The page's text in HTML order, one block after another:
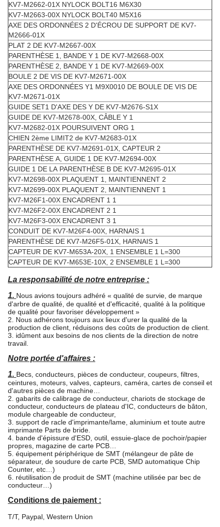
KV7-M2662-01X NYLOCK BOLT16 M6X30
KV7-M2663-00X NYLOCK BOLT40 M5X16
AXE DES ORDONNÉES 2 D'ÉCROU DE SUPPORT DE KV7-
M2666-01X
PLAT 2 DE KV7-M2667-00X
PARENTHÈSE 1, BANDE Y 1 DE KV7-M2668-00X
PARENTHÈSE 2, BANDE Y 1 DE KV7-M2669-00X
BOULE 2 DE VIS DE KV7-M2671-00X
AXE DES ORDONNÉES Y1 M9X0010 DE BOULE DE VIS DE
KV7-M2671-01X
GUIDE SET1 D'AXE DES Y DE KV7-M2676-S1X
GUIDE DE KV7-M2678-00X, CÂBLE Y 1
KV7-M2682-01X POURSUIVENT ORG 1
CHIEN 2ème LIMIT2 de KV7-M2683-01X
PARENTHÈSE DE KV7-M2691-01X, CAPTEUR 2
PARENTHÈSE A, GUIDE 1 DE KV7-M2694-00X
GUIDE 1 DE LA PARENTHÈSE B DE KV7-M2695-01X
KV7-M2698-00X PLAQUENT 1, MAINTIENNENT 2
KV7-M2699-00X PLAQUENT 2, MAINTIENNENT 1
KV7-M26F1-00X ENCADRENT 1 1
KV7-M26F2-00X ENCADRENT 2 1
KV7-M26F3-00X ENCADRENT 3 1
CONDUIT DE KV7-M26F4-00X, HARNAIS 1
PARENTHÈSE DE KV7-M26F5-01X, HARNAIS 1
CAPTEUR DE KV7-M653A-20X, 1 ENSEMBLE 1 L=300
CAPTEUR DE KV7-M653E-10X, 2 ENSEMBLE 1 L=300
La responsabilité de notre entreprise :
1. Nous avions toujours adhéré « qualité de survie, de marque
d'arbre de qualité, de qualité et d'efficacité, qualité à la politique
de qualité pour favoriser développement »
2. Nous adhérons toujours aux lieux d'urer la qualité de la
production de client, réduisons des coûts de production de client.
3. idûment aux besoins de nos clients de la direction de notre
travail.
Notre portée d'affaires :
1. Becs, conducteurs, pièces de conducteur, coupeurs, filtres,
ceintures, moteurs, valves, capteurs, caméra, cartes de conseil et
d'autres pièces de machine…
2. gabarits de calibrage de conducteur, chariots de stockage de
conducteur, conducteurs de plateau d'IC, conducteurs de bâton,
module chargeable de conducteur,
3. support de racle d'imprimante/lame, aluminium et toute autre
imprimante Parts de bride.
4. bande d'épissure d'ESD, outil, essuie-glace de pochoir/papier
propres, magazine de carte PCB…
5. équipement périphérique de SMT (mélangeur de pâte de
séparateur, de soudure de carte PCB, SMD automatique Chip
Counter, etc…)
6. réutilisation de produit de SMT (machine utilisée par bec de
conducteur…)
Conditions de paiement :
T/T, Paypal, Western Union